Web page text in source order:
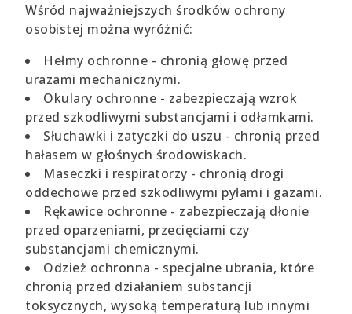
Wśród najważniejszych środków ochrony
osobistej można wyróżnić:
Hełmy ochronne - chronią głowę przed
urazami mechanicznymi.
Okulary ochronne - zabezpieczają wzrok
przed szkodliwymi substancjami i odłamkami.
Słuchawki i zatyczki do uszu - chronią przed
hałasem w głośnych środowiskach.
Maseczki i respiratorzy - chronią drogi
oddechowe przed szkodliwymi pyłami i gazami.
Rękawice ochronne - zabezpieczają dłonie
przed oparzeniami, przecięciami czy
substancjami chemicznymi.
Odzież ochronna - specjalne ubrania, które
chronią przed działaniem substancji
toksycznych, wysoką temperaturą lub innymi